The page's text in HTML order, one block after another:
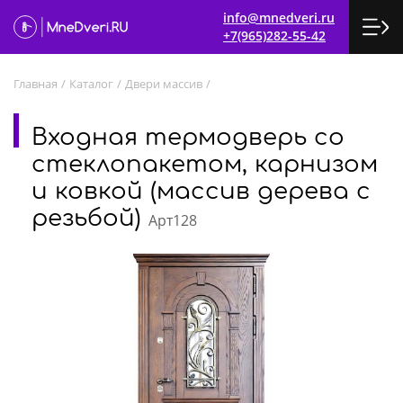
info@mnedveri.ru
+7(965)282-55-42
Главная / Каталог / Двери массив /
Входная термодверь со
стеклопакетом, карнизом
и ковкой (массив дерева с
резьбой) Арт128